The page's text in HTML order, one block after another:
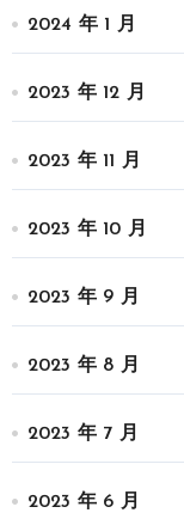
2024 年 1 月
2023 年 12 月
2023 年 11 月
2023 年 10 月
2023 年 9 月
2023 年 8 月
2023 年 7 月
2023 年 6 月